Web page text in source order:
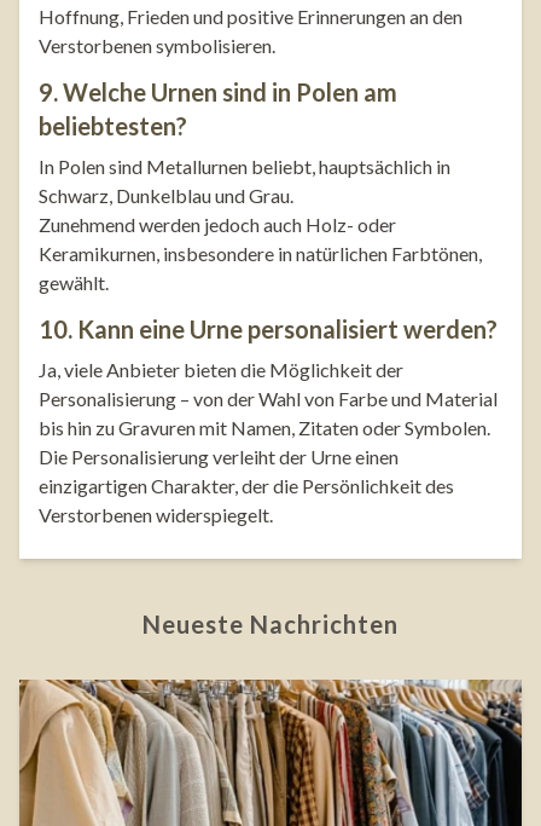
Hoffnung, Frieden und positive Erinnerungen an den
Verstorbenen symbolisieren.
9. Welche Urnen sind in Polen am
beliebtesten?
In Polen sind Metallurnen beliebt, hauptsächlich in
Schwarz, Dunkelblau und Grau.
Zunehmend werden jedoch auch Holz- oder
Keramikurnen, insbesondere in natürlichen Farbtönen,
gewählt.
10. Kann eine Urne personalisiert werden?
Ja, viele Anbieter bieten die Möglichkeit der
Personalisierung – von der Wahl von Farbe und Material
bis hin zu Gravuren mit Namen, Zitaten oder Symbolen.
Die Personalisierung verleiht der Urne einen
einzigartigen Charakter, der die Persönlichkeit des
Verstorbenen widerspiegelt.
Neueste Nachrichten